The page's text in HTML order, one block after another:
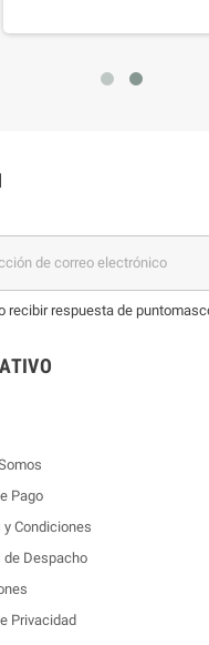
recibir respuesta de
Pago
y Condiciones
de Despacho
Privacidad